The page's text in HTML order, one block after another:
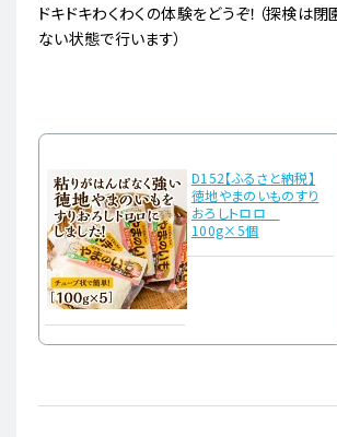
ドキドキわくわくの体験をどうぞ！（探検は
ない状態で行います）
D152【ふるさと納税】
徳地やまのいものすり
おろしトロロ
100g×5個